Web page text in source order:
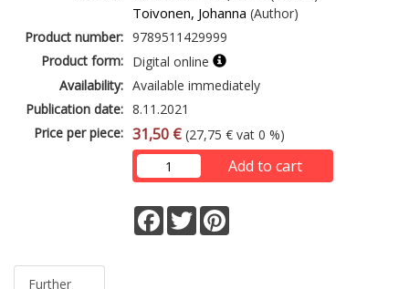
Toivonen, Johanna (Author)
Product number: 9789511429999
Product form: Digital online
Availability: Available immediately
Publication date: 8.11.2021
Price per piece: 31,50 € (27,75 € vat 0 %)
Add to cart
Facebook
Twitter
Further